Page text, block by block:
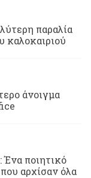
παραλία
καλοκαιριού
άνοιγμα
Ένα ποιητικό
αρχίσαν όλα